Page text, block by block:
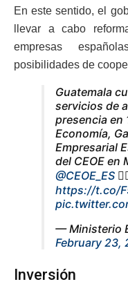
En este sentido, el
llevar a cabo
empresas
posibilidades de
Guatemala
servicios de
presencia en
Economía,
Empresarial
del CEOE
@CEOE_ES
https://t.co/
— Ministerio
February 23,
Inversión